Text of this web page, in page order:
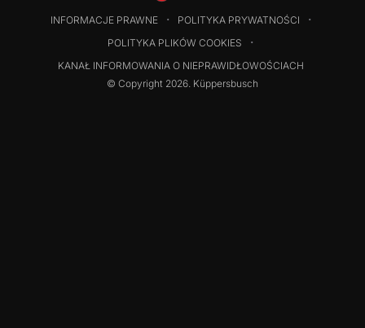
INFORMACJE PRAWNE
POLITYKA PRYWATNOŚCI
POLITYKA PLIKÓW COOKIES
KANAŁ INFORMOWANIA O NIEPRAWIDŁOWOŚCIACH
© Copyright 2026. Küppersbusch